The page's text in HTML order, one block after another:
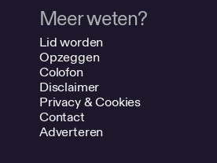
Meer weten?
Lid worden
Opzeggen
Colofon
Disclaimer
Privacy & Cookies
Contact
Adverteren